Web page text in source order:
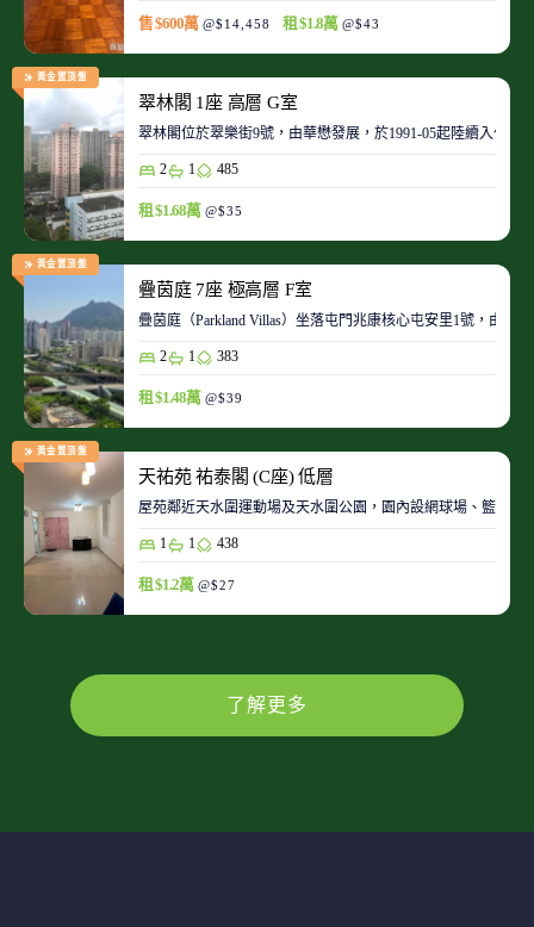
售 $600萬 @$14,458 租 $1.8萬 @$43
黃金置頂盤
翠林閣 1座 高層 G室
翠林閣位於翠樂街9號，由華懋發展，於1991-05起陸續入伙
2 1 485
租 $1.68萬 @$35
黃金置頂盤
疊茵庭 7座 極高層 F室
疊茵庭（Parkland Villas）坐落屯門兆康核心屯安里1號，由
2 1 383
租 $1.48萬 @$39
黃金置頂盤
天祐苑 祐泰閣 (C座) 低層
屋苑鄰近天水圍運動場及天水圍公園，園內設網球場、籃球
1 1 438
租 $1.2萬 @$27
了解更多